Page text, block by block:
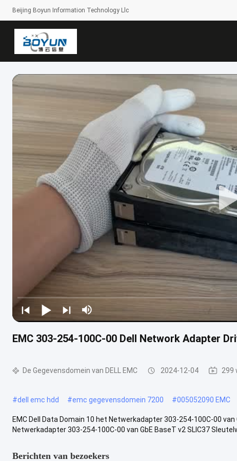
Beijing Boyun Information Technology Llc
EMC 303-254-100C-00 Dell Network Adapter
De Gegevensdomein van DELL EMC 2024-12-04 299
#dell emc hdd #emc gegevensdomein 7200 #005052090 EMC
EMC Dell Data Domain 10 het Netwerkadapter 303-254-100C-00 van
Netwerkadapter 303-254-100C-00 van GbE BaseT v2 SLIC37
Berichten van bezoekers